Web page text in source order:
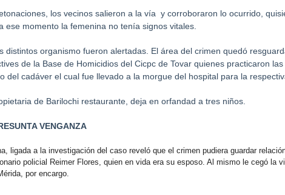
los vecinos salieron a la vía y corroboraron lo ocurrido,
ese momento la femenina no tenía signos vitales.
distintos organismo fueron alertadas. El área del crimen quedó
de la Base de Homicidios del Cicpc de Tovar quienes practicaron
del cadáver el cual fue llevado a la morgue del hospital para la
de Barilochi restaurante, deja en orfandad a tres niños.
VENGANZA
ligada a la investigación del caso reveló que el crimen pudiera guardar
policial Reimer Flores, quien en vida era su esposo. Al mismo le cegó la
por encargo.